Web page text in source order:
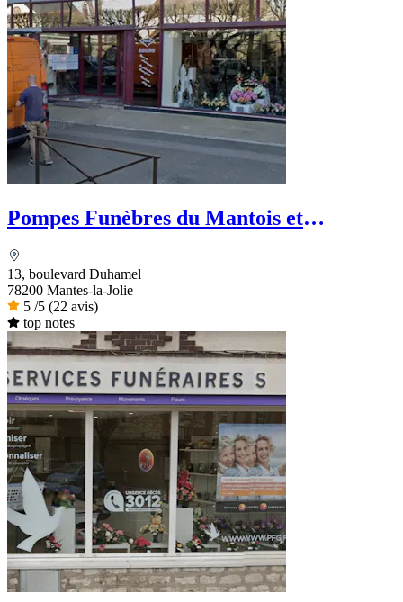
Pompes Funèbres du Mantois et
13, boulevard Duhamel
78200 Mantes-la-Jolie
5 /5 (22 avis)
top notes